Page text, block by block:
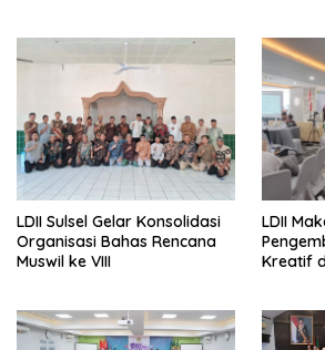
LDII Sulsel Gelar Konsolidasi
Organisasi Bahas Rencana
Muswil ke VIII
LDII
Kreatif